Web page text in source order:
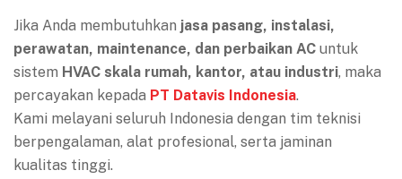
Jika Anda membutuhkan jasa pasang, instalasi,
perawatan, maintenance, dan perbaikan AC untuk
sistem HVAC skala rumah, kantor, atau industri, maka
percayakan kepada PT Datavis Indonesia.
Kami melayani seluruh Indonesia dengan tim teknisi
berpengalaman, alat profesional, serta jaminan
kualitas tinggi.